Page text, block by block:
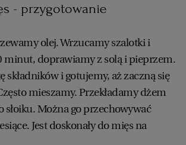
- przygotowanie
olej. Wrzucamy szalotki i
minut, doprawiamy z solą i pieprzem.
składników i gotujemy, aż zaczną się
mieszamy. Przekładamy dżem
słoiku. Można go przechowywać
Jest doskonały do mięs na